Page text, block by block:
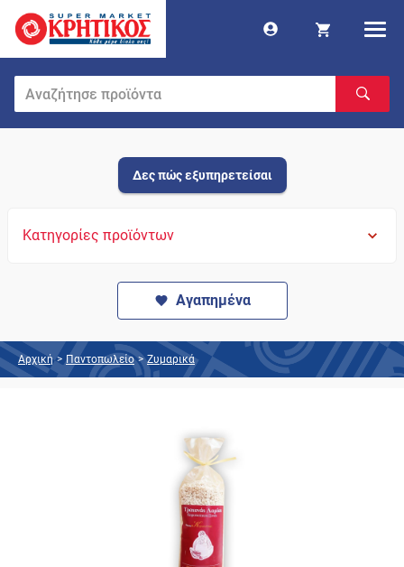
Δες πώς εξυπηρετείσαι
Κατηγορίες προϊόντων
Αγαπημένα
Αρχική > Παντοπωλείο > Ζυμαρικά